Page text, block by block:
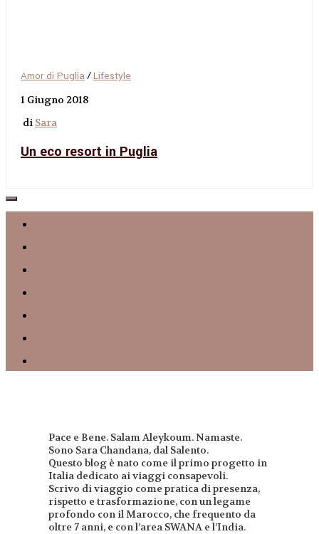
Amor di Puglia /Lifestyle
1 Giugno 2018
di Sara
Un eco resort in Puglia
Pace e Bene. Salam Aleykoum. Namaste.
Sono Sara Chandana, dal Salento.
Questo blog è nato come il primo progetto in
Italia dedicato ai viaggi consapevoli.
Scrivo di viaggio come pratica di presenza,
rispetto e trasformazione, con un legame
profondo con il Marocco, che frequento da
oltre 7 anni, e con l’area SWANA e l’India.